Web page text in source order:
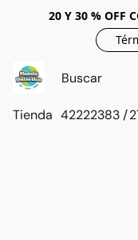
20 Y 30 % OFF
Tienda 42222383 /